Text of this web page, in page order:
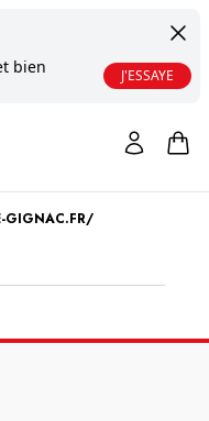
bien
J'ESSAYE
GIGNAC.FR/